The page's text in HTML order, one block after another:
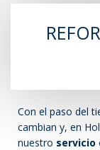
Con el paso del
cambian y, en
nuestro servicio